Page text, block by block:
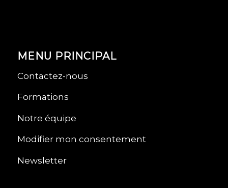
MENU PRINCIPAL
Contactez-nous
Formations
Notre équipe
Modifier mon consentement
Newsletter